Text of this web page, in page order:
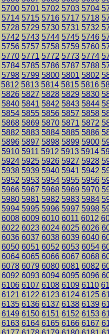
5700 5701 5702 5703 5704
5714 5715 5716 5717 5718
5728 5729 5730 5731 5732
5742 5743 5744 5745 5746
5756 5757 5758 5759 5760
5770 5771 5772 5773 5774
5784 5785 5786 5787 5788
5798 5799 5800 5801 5802
5812 5813 5814 5815 5816
5826 5827 5828 5829 5830
5840 5841 5842 5843 5844
5854 5855 5856 5857 5858
5868 5869 5870 5871 5872
5882 5883 5884 5885 5886
5896 5897 5898 5899 5900
5910 5911 5912 5913 5914
5924 5925 5926 5927 5928
5938 5939 5940 5941 5942
5952 5953 5954 5955 5956
5966 5967 5968 5969 5970
5980 5981 5982 5983 5984
5994 5995 5996 5997 5998
6008 6009 6010 6011 6012
6022 6023 6024 6025 6026
6036 6037 6038 6039 6040
6050 6051 6052 6053 6054
6064 6065 6066 6067 6068
6078 6079 6080 6081 6082
6092 6093 6094 6095 6096
6106 6107 6108 6109 6110
6121 6122 6123 6124 6125
6135 6136 6137 6138 6139
6149 6150 6151 6152 6153
6163 6164 6165 6166 6167